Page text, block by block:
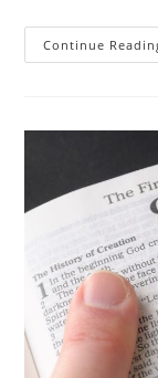
Continue